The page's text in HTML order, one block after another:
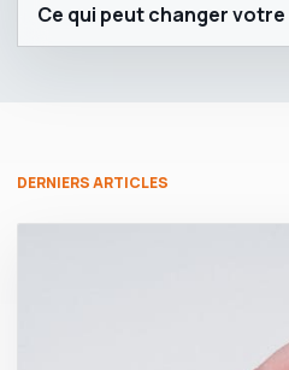
Ce qui peut changer
DERNIERS ARTICLES